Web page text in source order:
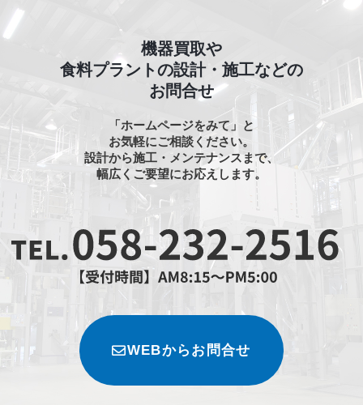
機器買取や
食料プラントの設計・施工などの
お問合せ
「ホームページをみて」と
お気軽にご相談ください。
設計から施工・メンテナンスまで、
幅広くご要望にお応えします。
WEBからお問合せ